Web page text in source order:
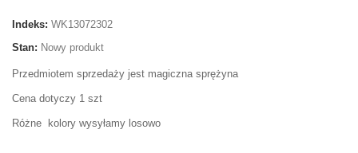
Indeks: WK13072302
Stan: Nowy produkt
Przedmiotem sprzedaży jest magiczna sprężyna
Cena dotyczy 1 szt
Różne kolory wysyłamy losowo